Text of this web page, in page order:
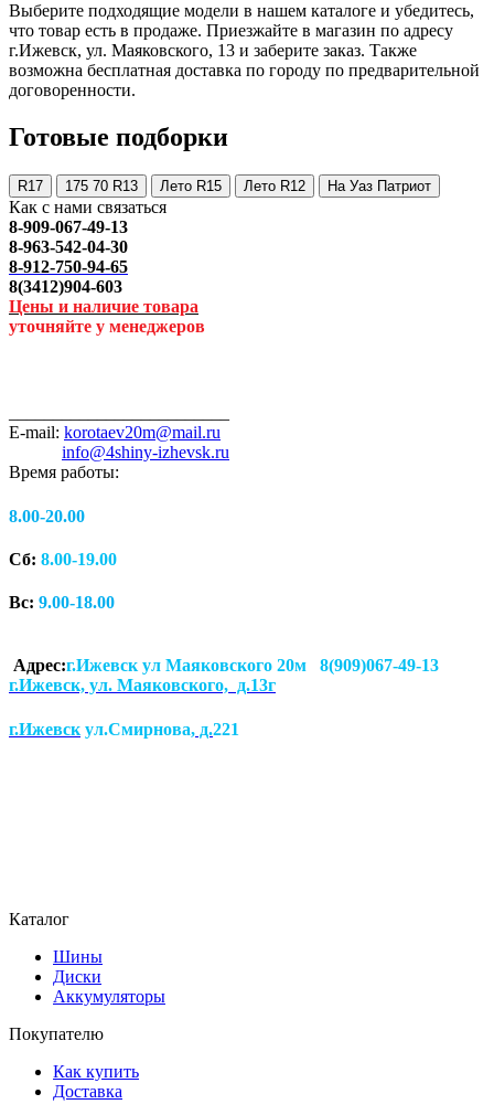
Выберите подходящие модели в нашем каталоге и убедитесь,
что товар есть в продаже. Приезжайте в магазин по адресу
г.Ижевск, ул. Маяковского, 13 и заберите заказ. Также
возможна бесплатная доставка по городу по предварительной
договоренности.
Готовые подборки
R17 175 70 R13 Лето R15 Лето R12 На Уаз Патриот
Как с нами связаться
8-909-067-49-13
8-963-542-04-30
8-912-750-94-65
8(3412)904-603
Цены и наличие товара
уточняйте у менеджеров
E-mail: korotaev20m@mail.ru
info@4shiny-izhevsk.ru
Время работы:
8.00-20.00
Сб: 8.00-19.00
Вс: 9.00-18.00
Адрес:г.Ижевск ул Маяковского 20м 8(909)067-49-13
г.Ижевск, ул. Маяковского, д.13г
г.Ижевск ул.Смирнова, д.221
Каталог
Шины
Диски
Аккумуляторы
Покупателю
Как купить
Доставка